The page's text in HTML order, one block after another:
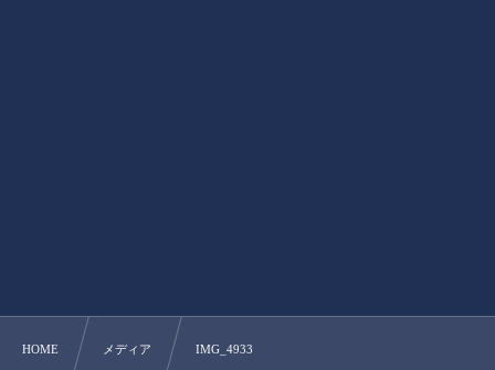
HOME メディア IMG_4933